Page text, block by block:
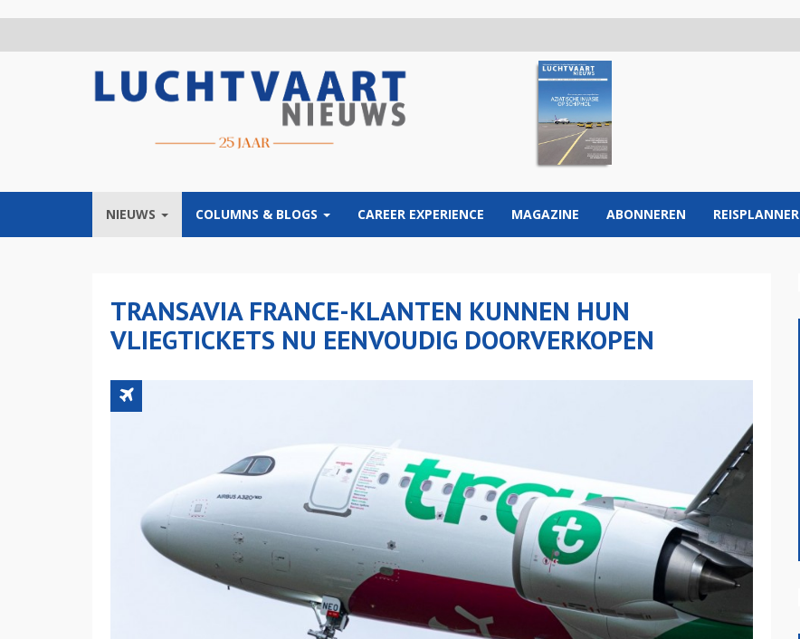
NIEUWS COLUMNS & BLOGS CAREER EXPERIENCE MAGAZINE ABONNEREN REISPLANNER
TRANSAVIA FRANCE-KLANTEN KUNNEN HUN
VLIEGTICKETS NU EENVOUDIG DOORVERKOPEN